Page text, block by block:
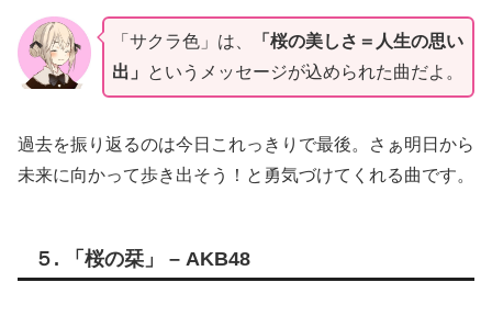
「サクラ色」は、
「桜の美しさ＝人生の思い
出」
というメッセージが込められた曲だよ。
過去を振り返るのは今日これっきりで最後。さぁ明日から
未来に向かって歩き出そう！と勇気づけてくれる曲です。
５. 「桜の栞」 – AKB48